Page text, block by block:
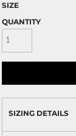
SIZE
QUANTITY
SIZING DETAILS